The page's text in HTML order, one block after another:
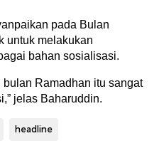
pada Bulan
untuk melakukan
bahan sosialisasi.
Ramadhan itu sangat
jelas Baharuddin.
headline